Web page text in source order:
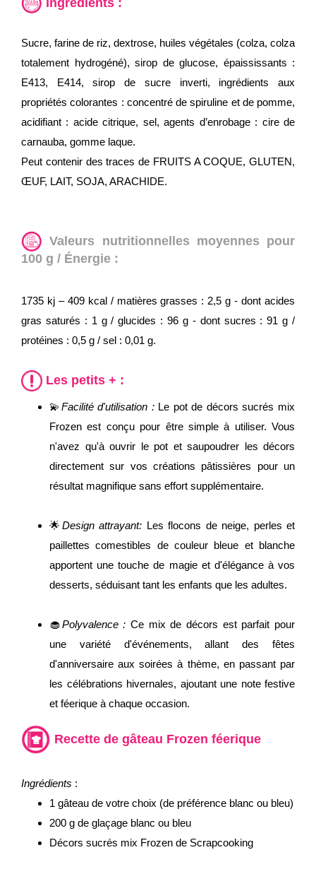
Sucre, farine de riz, dextrose, huiles végétales (colza, colza
totalement hydrogéné), sirop de glucose, épaississants :
E413, E414, sirop de sucre inverti, ingrédients aux
propriétés colorantes : concentré de spiruline et de pomme,
acidifiant : acide citrique, sel, agents d’enrobage : cire de
carnauba, gomme laque.
Peut contenir des traces de FRUITS A COQUE, GLUTEN,
ŒUF, LAIT, SOJA, ARACHIDE.
Valeurs nutritionnelles moyennes pour
100 g / Énergie :
1735 kj – 409 kcal / matières grasses : 2,5 g - dont acides
gras saturés : 1 g / glucides : 96 g - dont sucres : 91 g /
protéines : 0,5 g / sel : 0,01 g.
Les petits + :
💫Facilité d'utilisation :Le pot de décors sucrés mix
Frozen est conçu pour être simple à utiliser. Vous
n'avez qu'à ouvrir le pot et saupoudrer les décors
directement sur vos créations pâtissières pour un
résultat magnifique sans effort supplémentaire.
🌟 Design attrayant: Les flocons de neige, perles et
paillettes comestibles de couleur bleue et blanche
apportent une touche de magie et d'élégance à vos
desserts, séduisant tant les enfants que les adultes.
🧁 Polyvalence :Ce mix de décors est parfait pour
une variété d'événements, allant des fêtes
d'anniversaire aux soirées à thème, en passant par
les célébrations hivernales, ajoutant une note festive
et féerique à chaque occasion.
Recette de gâteau Frozen féerique
Ingrédients :
1 gâteau de votre choix (de préférence blanc ou bleu)
200 g de glaçage blanc ou bleu
Décors sucrés mix Frozen de Scrapcooking